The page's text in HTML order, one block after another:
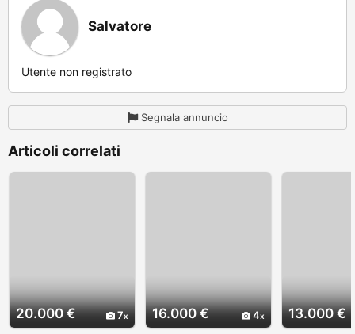
Salvatore
Utente non registrato
Segnala annuncio
Articoli correlati
20.000 € 7 16.000 € 4 13.000 €